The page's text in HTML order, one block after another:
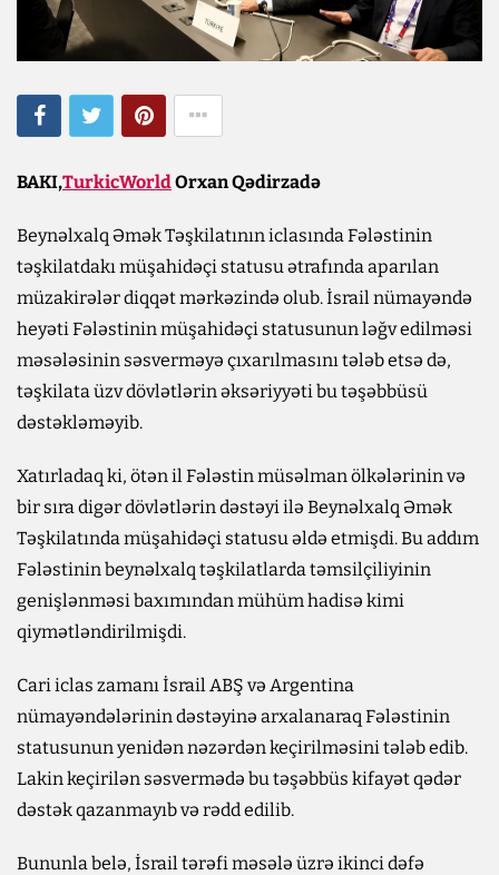
BAKI,TurkicWorldOrxan Qədirzadə
Beynəlxalq Əmək Təşkilatının iclasında Fələstinin
təşkilatdakı müşahidəçi statusu ətrafında aparılan
müzakirələr diqqət mərkəzində olub. İsrail nümayəndə
heyəti Fələstinin müşahidəçi statusunun ləğv edilməsi
məsələsinin səsverməyə çıxarılmasını tələb etsə də,
təşkilata üzv dövlətlərin əksəriyyəti bu təşəbbüsü
dəstəkləməyib.
Xatırladaq ki, ötən il Fələstin müsəlman ölkələrinin və
bir sıra digər dövlətlərin dəstəyi ilə Beynəlxalq Əmək
Təşkilatında müşahidəçi statusu əldə etmişdi. Bu addım
Fələstinin beynəlxalq təşkilatlarda təmsilçiliyinin
genişlənməsi baxımından mühüm hadisə kimi
qiymətləndirilmişdi.
Cari iclas zamanı İsrail ABŞ və Argentina
nümayəndələrinin dəstəyinə arxalanaraq Fələstinin
statusunun yenidən nəzərdən keçirilməsini tələb edib.
Lakin keçirilən səsvermədə bu təşəbbüs kifayət qədər
dəstək qazanmayıb və rədd edilib.
Bununla belə, İsrail tərəfi məsələ üzrə ikinci dəfə